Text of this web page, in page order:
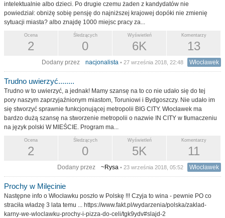
intelektualnie albo dzieci. Po drugie czemu żaden z kandydatów nie
powiedział: obniżę sobię pensję do najniższej krajowej dopóki nie zmienię
sytuacji miasta? albo znajdę 1000 miejsc pracy za...
Komentarzy
13
Wyświetleń
6K
Śledzących
0
Ocena
2
Dodany przez nacjonalista • 27 września 2018, 22:48 Włocławek
Trudno uwierzyć........
Trudno w to uwierzyć, a jednak! Mamy szansę na to co nie udało się do tej
pory naszym zaprzyjaźnionym miastom, Toruniowi i Bydgoszczy. Nie udało im
się stworzyć sprawnie funkcjonującej metropolii BIG CITY. Włocławek ma
bardzo dużą szansę na stworzenie metropolii o nazwie IN CITY w tłumaczeniu
na język polski W MIEŚCIE. Program ma...
Komentarzy
11
Wyświetleń
5K
Śledzących
0
Ocena
2
Dodany przez ~Rysa • 23 września 2018, 05:52 Włocławek
Prochy w Milęcinie
Następne info o Włocławku poszło w Polskę !!! Czyja to wina - pewnie PO co
straciła władzę 3 lata temu ... https://www.fakt.pl/wydarzenia/polska/zaklad-
karny-we-wloclawku-prochy-i-pizza-do-celi/tgk9ydv#slajd-2